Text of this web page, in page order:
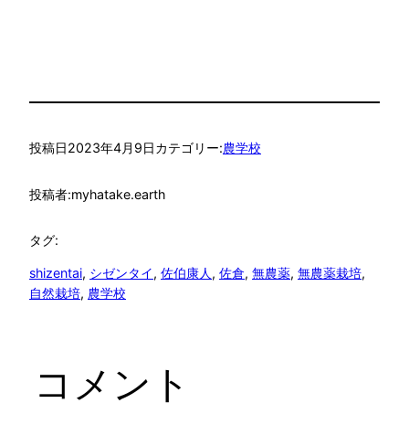
投稿日2023年4月9日カテゴリー:農学校
投稿者:myhatake.earth
タグ:
shizentai, シゼンタイ, 佐伯康人, 佐倉, 無農薬, 無農薬栽培
自然栽培, 農学校
コメント